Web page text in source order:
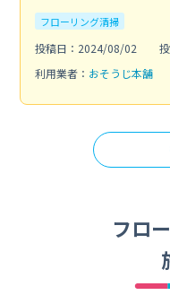
フローリング清掃
投稿日：2024/08/02
利用業者： おそうじ本舗
フロ